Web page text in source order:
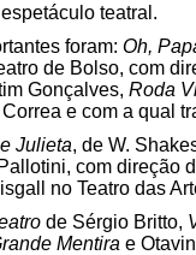
teatral.
foram: Oh,
de Bolso, com
Gonçalves, Roda
e com a qual
Julieta, de W.
com direção
no Teatro das
de Sérgio Britto,
Mentira e